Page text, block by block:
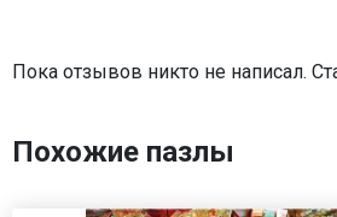
Пока отзывов никто не написал.
Похожие пазлы